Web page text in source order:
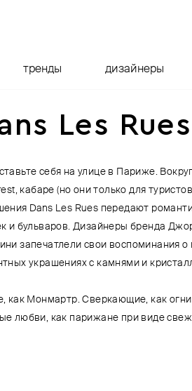
тренды дизайнеры
Les Rues
себя на улице в Париже.
кабаре (но они только для
Dans Les Rues передают
и бульваров. Дизайнеры бренда
запечатлели свои воспоминания
украшениях с камнями и
как Монмартр. Сверкающие, как
любви, как парижане при виде